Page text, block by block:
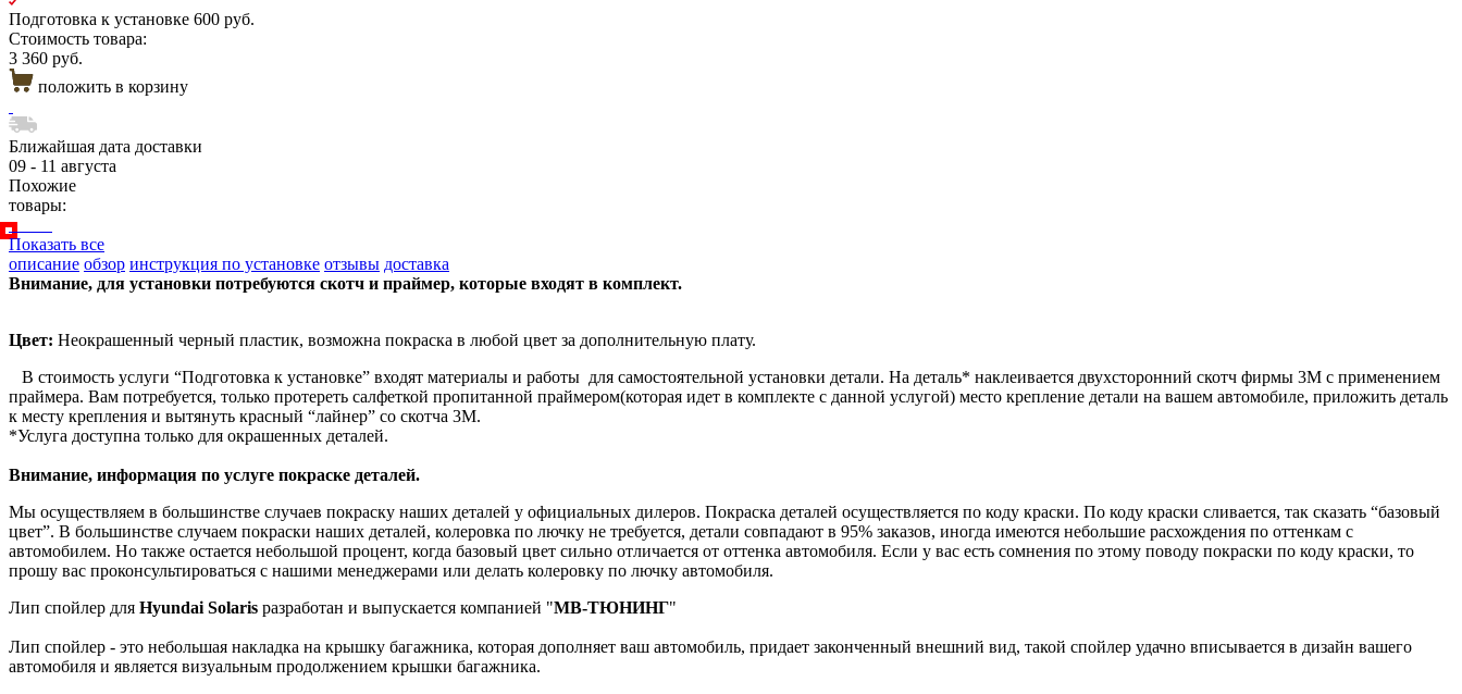
Подготовка к установке 600 руб.
Стоимость товара:
3 360 руб.
положить в корзину
Ближайшая дата доставки
09 - 11 августа
Похожие
товары:
Показать все
описание обзор инструкция по установке отзывы доставка
Внимание, для установки потребуются скотч и праймер, которые входят в комплект.
Цвет: Неокрашенный черный пластик, возможна покраска в любой цвет за дополнительную плату.
В стоимость услуги “Подготовка к установке” входят материалы и работы для самостоятельной установки детали. На деталь* наклеивается двухсторонний скотч фирмы 3М с применением
праймера. Вам потребуется, только протереть салфеткой пропитанной праймером(которая идет в комплекте с данной услугой) место крепление детали на вашем автомобиле, приложить деталь
к месту крепления и вытянуть красный “лайнер” со скотча 3М.
*Услуга доступна только для окрашенных деталей.
Внимание, информация по услуге покраске деталей.
Мы осуществляем в большинстве случаев покраску наших деталей у официальных дилеров. Покраска деталей осуществляется по коду краски. По коду краски сливается, так сказать “базовый
цвет”. В большинстве случаем покраски наших деталей, колеровка по лючку не требуется, детали совпадают в 95% заказов, иногда имеются небольшие расхождения по оттенкам с
автомобилем. Но также остается небольшой процент, когда базовый цвет сильно отличается от оттенка автомобиля. Если у вас есть сомнения по этому поводу покраски по коду краски, то
прошу вас проконсультироваться с нашими менеджерами или делать колеровку по лючку автомобиля.
Лип спойлер для Hyundai Solaris разработан и выпускается компанией "МВ-ТЮНИНГ"
Лип спойлер - это небольшая накладка на крышку багажника, которая дополняет ваш автомобиль, придает законченный внешний вид, такой спойлер удачно вписывается в дизайн вашего
автомобиля и является визуальным продолжением крышки багажника.